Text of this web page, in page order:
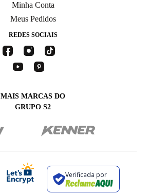
Minha Conta
Meus Pedidos
REDES SOCIAIS
MAIS MARCAS DO
GRUPO S2
Verificada por